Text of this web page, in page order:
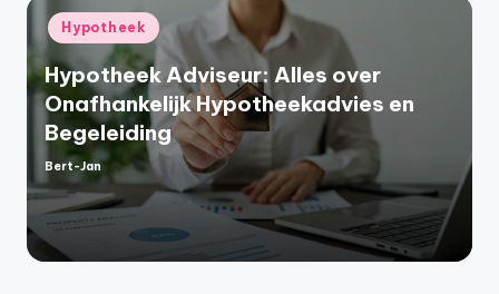
Geplaatst
in
Hypotheek
Hypotheek Adviseur: Alles over
Onafhankelijk Hypotheekadvies en
Begeleiding
Geplaatst
door
Bert-Jan